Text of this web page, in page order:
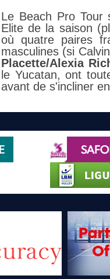
Le Beach Pro Tour
Elite de la saison
où quatre paires
masculines (si
Placette/Alexia
le Yucatan, ont
avant de s'incliner